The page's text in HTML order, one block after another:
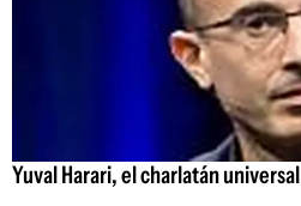
Yuval Harari, el charlatán universal